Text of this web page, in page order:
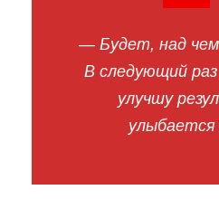
— Будет, над
В следующий
улучшу
улыбается